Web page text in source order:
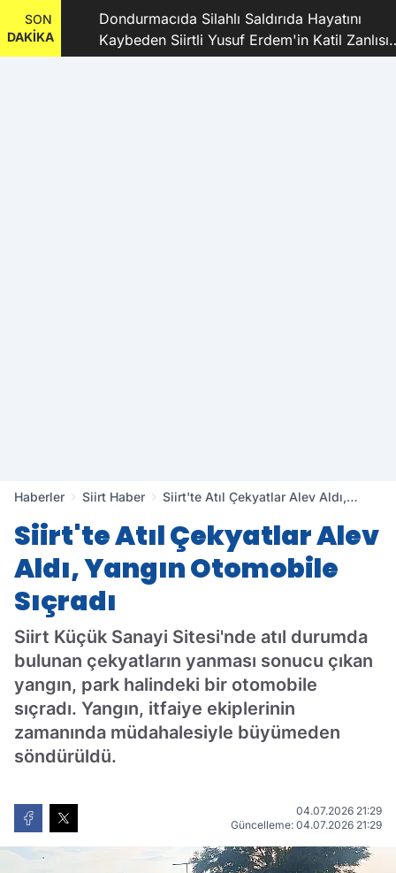
SON
DAKİKA
Dondurmacıda Silahlı Saldırıda Hayatını
Kaybeden Siirtli Yusuf Erdem'in Katil Zanlısı
ve 9 Şüpheli Tutuklandı
Haberler Siirt Haber
Siirt'te Atıl Çekyatlar Alev Aldı,
Siirt'te Atıl Çekyatlar Alev
Aldı, Yangın Otomobile
Sıçradı
Siirt Küçük Sanayi Sitesi'nde atıl durumda
bulunan çekyatların yanması sonucu çıkan
yangın, park halindeki bir otomobile
sıçradı. Yangın, itfaiye ekiplerinin
zamanında müdahalesiyle büyümeden
söndürüldü.
04.07.2026 21:29
Güncelleme: 04.07.2026 21:29